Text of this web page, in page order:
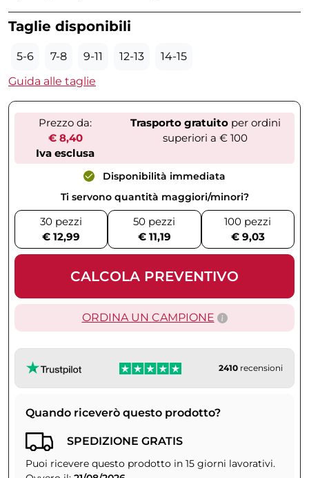
Taglie disponibili
5-6 7-8 9-11 12-13
14-15
Guida alle taglie
Prezzo da:
€ 8,40
Iva esclusa
Trasporto gratuitoper ordini
superiori a € 100
Disponibilità immediata
Ti servono quantità maggiori/minori?
30 pezzi
€ 12,99
50 pezzi
€ 11,19
100 pezzi
€ 9,03
CALCOLA PREVENTIVO
ORDINA UN CAMPIONE
2410 recensioni
Quando riceverò questo prodotto?
SPEDIZIONE GRATIS
Puoi ricevere questo prodotto in 15 giorni lavorativi.